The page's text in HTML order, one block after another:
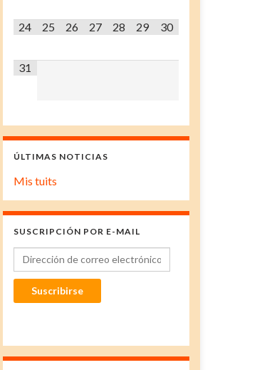
24 25 26 27 28 29 30
31
ÚLTIMAS NOTICIAS
Mis tuits
SUSCRIPCIÓN POR E-MAIL
Dirección de correo electrónico
Suscribirse